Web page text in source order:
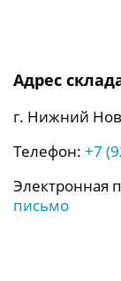
Адрес
г. Нижний
Телефон: +7
Электронная
письмо